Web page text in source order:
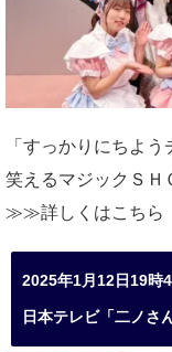
「すっかりにちよ
笑えるマジックＳＨ
≫≫詳しくはこちら
2025年1月12日19時
日本テレビ「二ノさ